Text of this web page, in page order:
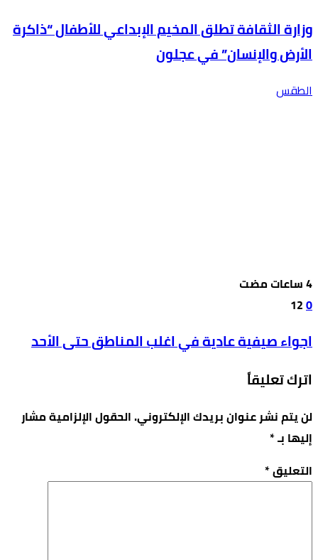
وزارة الثقافة تطلق المخيم الإبداعي للأطفال “ذاكرة
الأرض والإنسان” في عجلون
الطقس
0
12
اجواء صيفية عادية في اغلب المناطق حتى الأحد
اترك تعليقاً
لن يتم نشر عنوان بريدك الإلكتروني.الحقول الإلزامية مشار
إليها بـ*
التعليق*